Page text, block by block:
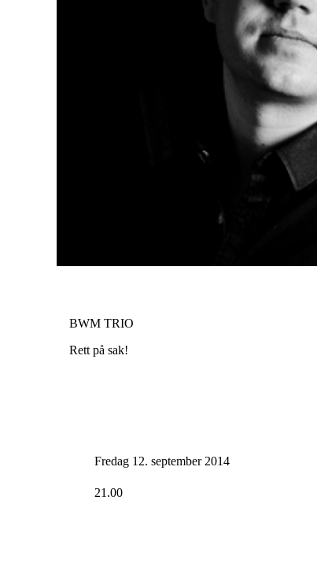
BWM TRIO
Rett på sak!
Fredag 12. september 2014
21.00